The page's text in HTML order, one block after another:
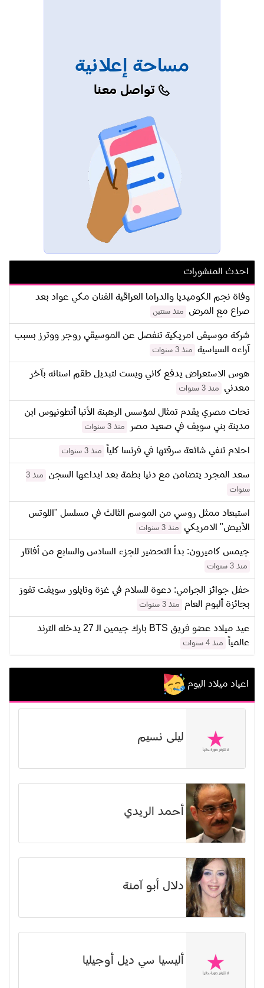
مساحة إعلانية
تواصل معنا
احدث المنشورات
وفاة نجم الكوميديا والدراما العراقية الفنان مكي عواد بعد
صراع مع المرض
منذ سنتين
شركة موسيقى امريكية تنفصل عن الموسيقي روجر ووترز بسبب
آراءه السياسية
منذ 3 سنوات
هوس الاستعراض يدفع كاني ويست لتبديل طقم اسنانه بآخر
معدني
منذ 3 سنوات
نحات مصري يقدم تمثال لمؤسس الرهبنة الأنبا أنطونيوس ابن
مدينة بني سويف في صعيد مصر
منذ 3 سنوات
احلام تنفي شائعة سرقتها في فرنسا كلياً منذ 3 سنوات
سعد المجرد يتضامن مع دنيا بطمة بعد ايداعها السجن
منذ 3
سنوات
استبعاد ممثل روسي من الموسم الثالث في مسلسل "اللوتس
الأبيض" الامريكي
منذ 3 سنوات
جيمس كاميرون: بدأ التحضير للجزء السادس والسابع من أفاتار
منذ 3 سنوات
حفل جوائز الجرامي: دعوة للسلام في غزة وتايلور سويفت تفوز
بجائزة ألبوم العام
منذ 3 سنوات
عيد ميلاد عضو فريق BTS بارك جيمين الـ 27 يدخله الترند
عالمياً
منذ 4 سنوات
اعياد ميلاد اليوم
ليلى نسيم
أحمد الريدي
دلال أبو آمنة
أليسيا سي ديل أوجيليا